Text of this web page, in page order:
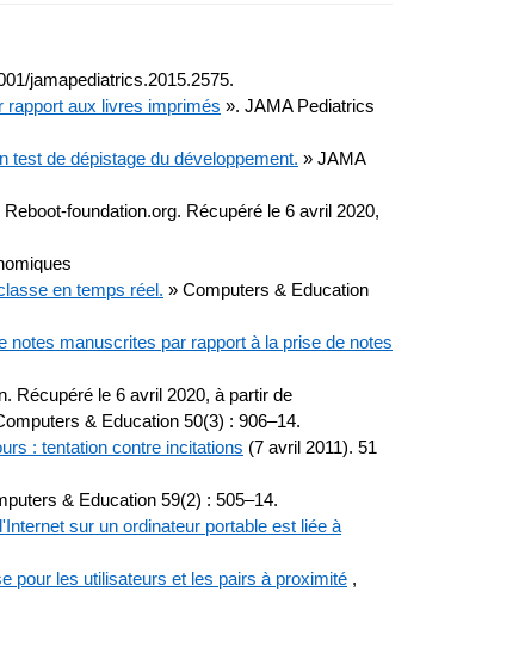
jamapediatrics.2015.2575.
rapport aux livres imprimés ». JAMA Pediatrics
test de dépistage du développement. » JAMA
foundation.org. Récupéré le 6 avril 2020,
en temps réel. » Computers & Education
notes manuscrites par rapport à la prise de notes
Récupéré le 6 avril 2020, à partir de
& Education 50(3) : 906–14.
: tentation contre incitations (7 avril 2011). 51
& Education 59(2) : 505–14.
sur un ordinateur portable est liée à
pour les utilisateurs et les pairs à proximité ,